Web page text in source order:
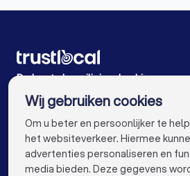
Beveiligingsbedrijven in
Beveiligingsbedrijven in
Beveiligingsbedrijven in
Beveiligingsbedrijven
Beveiligingsbedrijven
De beste beveiligingsbedrijven voor
Wij gebruiken cookies
Om u beter en persoonlijker te
het websiteverkeer. Hiermee
advertenties personaliseren en
media bieden. Deze gegevens